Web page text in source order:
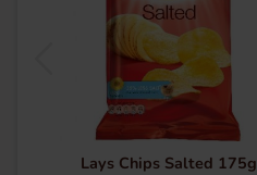
Lays Chips Salted 175g